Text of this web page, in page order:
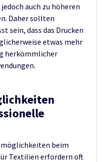
auch zu höheren
Daher sollten
sein, dass das Drucken
etwas mehr
herkömmlicher
beim
Textilien erfordern oft